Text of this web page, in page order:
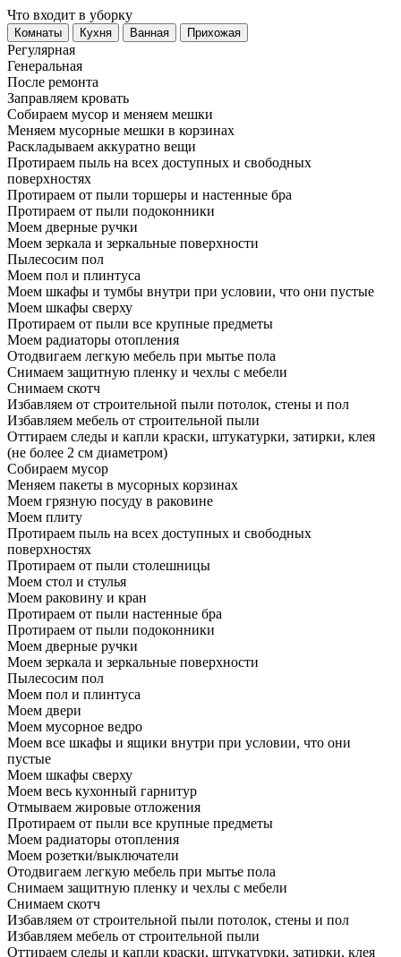
Что входит в уборку
Регу­лярная
Гене­ральная
После ремонта
Заправляем кровать
Собираем мусор и меняем мешки
Меняем мусорные мешки в корзинах
Раскладываем аккуратно вещи
Протираем пыль на всех доступных и свободных
поверхностях
Протираем от пыли торшеры и настенные бра
Протираем от пыли подоконники
Моем дверные ручки
Моем зеркала и зеркальные поверхности
Пылесосим пол
Моем пол и плинтуса
Моем шкафы и тумбы внутри при условии, что они пустые
Моем шкафы сверху
Протираем от пыли все крупные предметы
Моем радиаторы отопления
Отодвигаем легкую мебель при мытье пола
Снимаем защитную пленку и чехлы с мебели
Снимаем скотч
Избавляем от строительной пыли потолок, стены и пол
Избавляем мебель от строительной пыли
Оттираем следы и капли краски, штукатурки, затирки, клея
(не более 2 см диаметром)
Собираем мусор
Меняем пакеты в мусорных корзинах
Моем грязную посуду в раковине
Моем плиту
Протираем пыль на всех доступных и свободных
поверхностях
Протираем от пыли столешницы
Моем стол и стулья
Моем раковину и кран
Протираем от пыли настенные бра
Протираем от пыли подоконники
Моем дверные ручки
Моем зеркала и зеркальные поверхности
Пылесосим пол
Моем пол и плинтуса
Моем двери
Моем мусорное ведро
Моем все шкафы и ящики внутри при условии, что они
пустые
Моем шкафы сверху
Моем весь кухонный гарнитур
Отмываем жировые отложения
Протираем от пыли все крупные предметы
Моем радиаторы отопления
Моем розетки/выключатели
Отодвигаем легкую мебель при мытье пола
Снимаем защитную пленку и чехлы с мебели
Снимаем скотч
Избавляем от строительной пыли потолок, стены и пол
Избавляем мебель от строительной пыли
Оттираем следы и капли краски, штукатурки, затирки, клея